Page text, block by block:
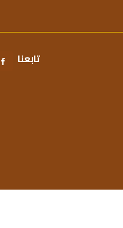
تابعنا